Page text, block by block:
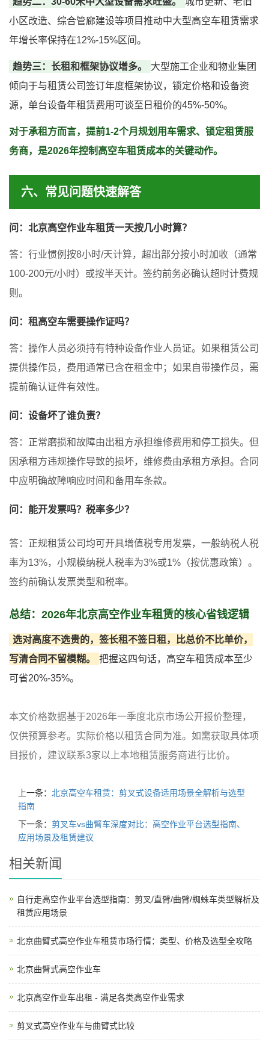
小区改造、综合管廊建设等项目推动中大型高空车租赁需求
年增长率保持在12%-15%区间。
趋势三：长租和框架协议增多。
大型施工企业和物业集团
倾向于与租赁公司签订年度框架协议，锁定价格和设备资
源，单台设备年租赁费用可谈至日租价的45%-50%。
对于承租方而言，提前1-2个月规划用车需求、锁定租赁服
务商，是2026年控制高空车租赁成本的关键动作。
六、常见问题快速解答
问：北京高空作业车租赁一天按几小时算？
答：行业惯例按8小时/天计算，超出部分按小时加收（通常
100-200元/小时）或按半天计。签约前务必确认超时计费规
则。
问：租高空车需要操作证吗？
答：操作人员必须持有特种设备作业人员证。如果租赁公司
提供操作员，费用通常已含在租金中；如果自带操作员，需
提前确认证件有效性。
问：设备坏了谁负责？
答：正常磨损和故障由出租方承担维修费用和停工损失。但
因承租方违规操作导致的损坏，维修费由承租方承担。合同
中应明确故障响应时间和备用车条款。
问：能开发票吗？税率多少？
答：正规租赁公司均可开具增值税专用发票，一般纳税人税
率为13%，小规模纳税人税率为3%或1%（按优惠政策）。
签约前确认发票类型和税率。
总结：2026年北京高空作业车租赁的核心省钱逻辑
选对高度不选贵的，签长租不签日租，比总价不比单价，
写清合同不留模糊。
把握这四句话，高空车租赁成本至少
可省20%-35%。
本文价格数据基于2026年一季度北京市场公开报价整理，
仅供预算参考。实际价格以租赁合同为准。如需获取具体项
目报价，建议联系3家以上本地租赁服务商进行比价。
上一条： 北京高空车租赁：剪叉式设备适用场景全解析与选型
指南
下一条： 剪叉车vs曲臂车深度对比：高空作业平台选型指南、
应用场景及租赁建议
相关新闻
自行走高空作业平台选型指南：剪叉/直臂/曲臂/蜘蛛车类型解析及
租赁应用场景
北京曲臂式高空作业车租赁市场行情：类型、价格及选型全攻略
北京曲臂式高空作业车
北京高空作业车出租 - 满足各类高空作业需求
剪叉式高空作业车与曲臂式比较